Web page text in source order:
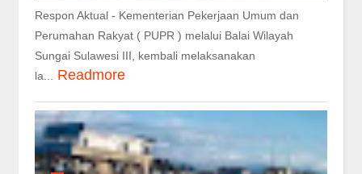
Respon Aktual - Kementerian Pekerjaan Umum dan
Perumahan Rakyat ( PUPR ) melalui Balai Wilayah
Sungai Sulawesi III, kembali melaksanakan
la...
Readmore